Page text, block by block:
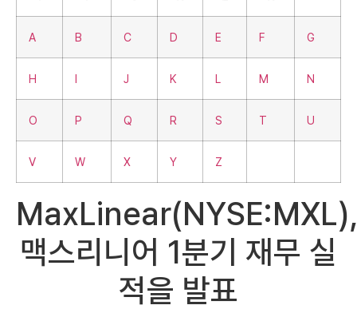
A B C D E F G
H I J K L M N
O P Q R S T U
V W X Y Z
맥스리니어 1분기 재무 실
적을 발표